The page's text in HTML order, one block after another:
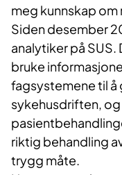
meg kunnskap
Siden desember
analytiker på
bruke
fagsystemene til å
sykehusdriften, og
riktig behandling
trygg måte.